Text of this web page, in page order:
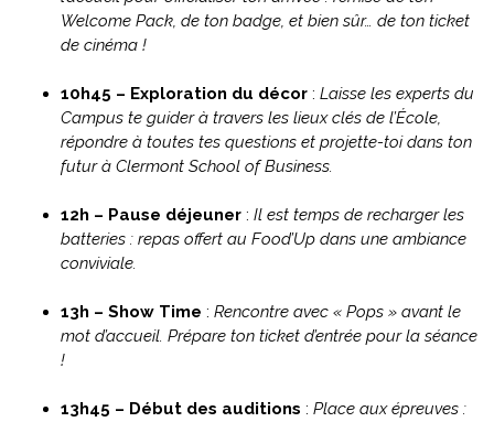
Welcome Pack, de ton badge, et bien sûr… de ton ticket
de cinéma !
10h45 – Exploration du décor : Laisse les experts du
Campus te guider à travers les lieux clés de l’École,
répondre à toutes tes questions et projette-toi dans ton
futur à Clermont School of Business.
12h – Pause déjeuner : Il est temps de recharger les
batteries : repas offert au Food’Up dans une ambiance
conviviale.
13h – Show Time : Rencontre avec « Pops » avant le
mot d’accueil. Prépare ton ticket d’entrée pour la séance
!
13h45 – Début des auditions : Place aux épreuves :